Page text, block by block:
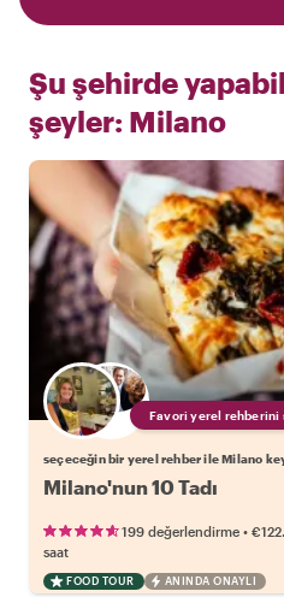
Şu şehirde
şeyler: Milano
Favori yerel rehberini
seçeceğin bir yerel rehber ile Milano
Milano'nun 10 Tadı
199 değerlendirme •
saat
FOOD TOUR ANINDA ONAYLI